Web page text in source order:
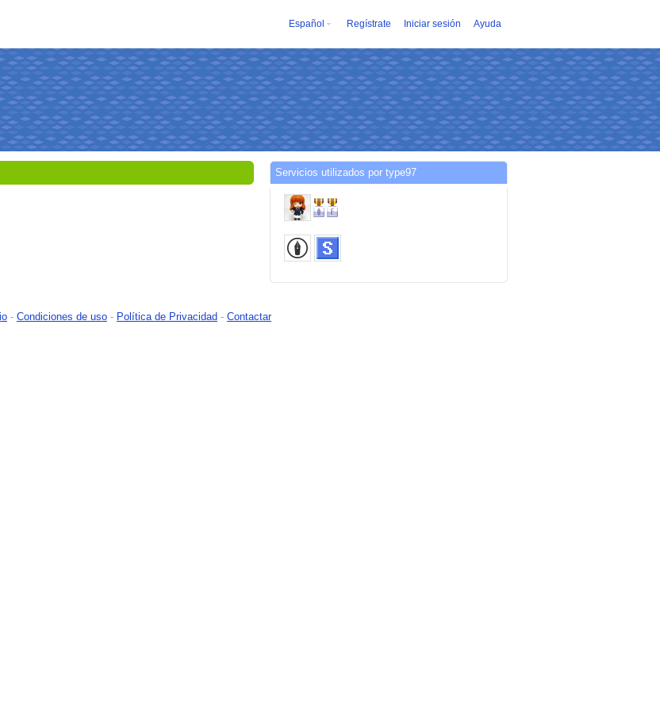
Español Regístrate Iniciar sesión Ayuda
Servicios utilizados por type97
- Condiciones de uso - Política de Privacidad - Contactar